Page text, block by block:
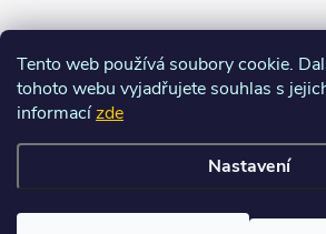
Tento web používá soubory cookie.
tohoto webu vyjadřujete souhlas s
informacízde
Nastavení
nastavení cookies